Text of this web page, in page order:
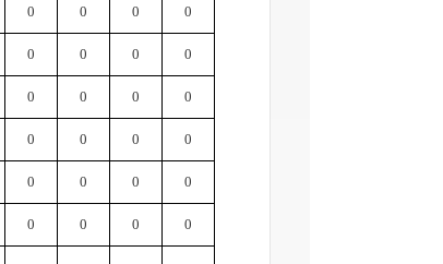
0 0 0 0
0 0 0 0
0 0 0 0
0 0 0 0
0 0 0 0
0 0 0 0